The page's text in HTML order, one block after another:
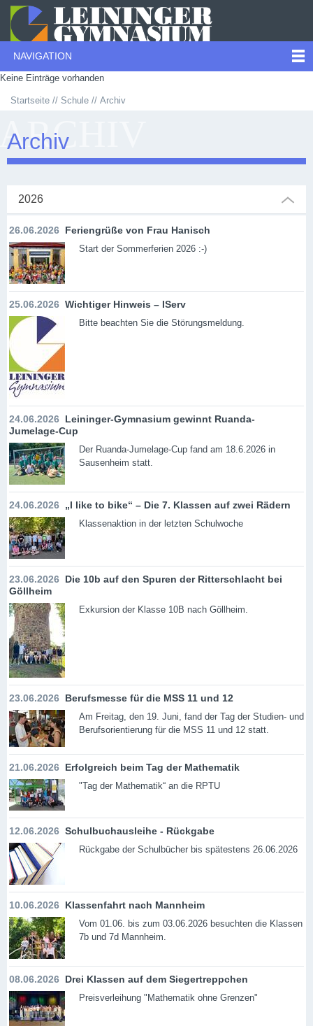
NAVIGATION
Keine Einträge vorhanden
Startseite Schule Archiv
Archiv
2026
26.06.2026 Feriengrüße von Frau Hanisch
Start der Sommerferien 2026 :-)
25.06.2026 Wichtiger Hinweis – IServ
Bitte beachten Sie die Störungsmeldung.
24.06.2026 Leininger-Gymnasium gewinnt Ruanda-
Jumelage-Cup
Der Ruanda-Jumelage-Cup fand am 18.6.2026 in
Sausenheim statt.
24.06.2026 „I like to bike“ – Die 7. Klassen auf zwei Rädern
Klassenaktion in der letzten Schulwoche
23.06.2026 Die 10b auf den Spuren der Ritterschlacht bei
Göllheim
Exkursion der Klasse 10B nach Göllheim.
23.06.2026 Berufsmesse für die MSS 11 und 12
Am Freitag, den 19. Juni, fand der Tag der Studien- und
Berufsorientierung für die MSS 11 und 12 statt.
21.06.2026 Erfolgreich beim Tag der Mathematik
"Tag der Mathematik“ an die RPTU
12.06.2026 Schulbuchausleihe - Rückgabe
Rückgabe der Schulbücher bis spätestens 26.06.2026
10.06.2026 Klassenfahrt nach Mannheim
Vom 01.06. bis zum 03.06.2026 besuchten die Klassen
7b und 7d Mannheim.
08.06.2026 Drei Klassen auf dem Siegertreppchen
Preisverleihung "Mathematik ohne Grenzen"